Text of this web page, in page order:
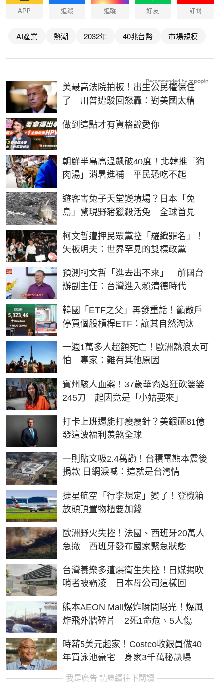
APP 追蹤 追蹤 好友 訂閱
AI產業 熱潮 2032年 40兆台幣 市場規模
美最高法院拍板！出生公民權保住
了 川普遭駁回怒轟：對美國太糟
做到這點才有資格說愛你
PR
朝鮮半島高溫飆破40度！北韓推「狗
肉湯」消暑進補 平民恐吃不起
遊客害兔子天堂變墳場？日本「兔
島」驚現野豬獵殺活兔 全球首見
柯文哲遭押民眾黨控「羅織罪名」！
矢板明夫：世界罕見的雙標政黨
預測柯文哲「進去出不來」 前國台
辦副主任：台灣進入賴清德時代
韓國「ETF之父」再發重話！籲散戶
停買個股槓桿ETF：讓其自然淘汰
一週1萬多人超額死亡！歐洲熱浪太可
怕 專家：難有其他原因
賓州駭人血案！37歲華裔媳狂砍婆婆
245刀 起因竟是「小姑要來」
打卡上班還能打瘦瘦針？美銀砸81億
發這波福利羨煞全球
一則貼文吸2.4萬讚！台積電熊本震後
捐款 日網淚喊：這就是台灣情
捷星航空「行李規定」變了！登機箱
放頭頂置物櫃要加錢
歐洲野火失控！法國、西班牙20萬人
急撤 西班牙發布國家緊急狀態
台灣養樂多遭爆衛生失控！日媒揭吹
哨者被霸凌 日本母公司這樣回
熊本AEON Mall爆炸瞬間曝光！爆風
炸飛外牆碎片 2死1命危、5人傷
時薪5美元起家！Costco收銀員做40
年買泳池豪宅 身家3千萬秘訣曝
Recommended by
我是廣告 請繼續往下閱讀